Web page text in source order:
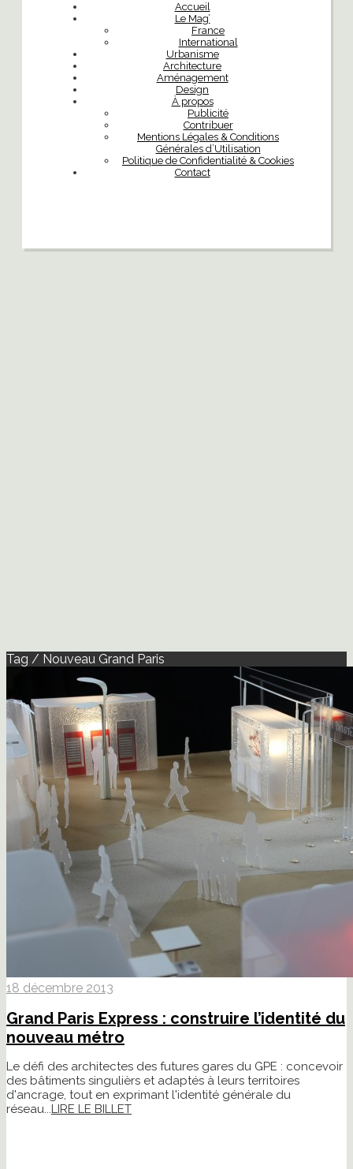
Accueil
Le Mag’
France
International
Urbanisme
Architecture
Aménagement
Design
À propos
Publicité
Contribuer
Mentions Légales & Conditions
Générales d’Utilisation
Politique de Confidentialité & Cookies
Contact
Tag / Nouveau Grand Paris
18 décembre 2013
Grand Paris Express : construire l’identité du
nouveau métro
Le défi des architectes des futures gares du GPE : concevoir
des bâtiments singulièrs et adaptés à leurs territoires
d'ancrage, tout en exprimant l'identité générale du
réseau...LIRE LE BILLET